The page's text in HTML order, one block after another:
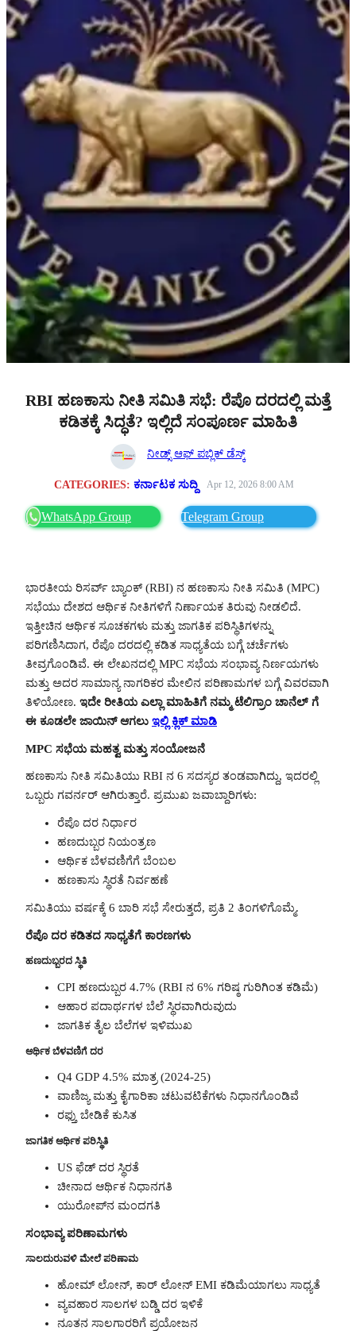
RBI ಹಣಕಾಸು ನೀತಿ ಸಮಿತಿ ಸಭೆ: ರೆಪೊ ದರದಲ್ಲಿ ಮತ್ತೆ
ಕಡಿತಕ್ಕೆ ಸಿದ್ಧತೆ? ಇಲ್ಲಿದೆ ಸಂಪೂರ್ಣ ಮಾಹಿತಿ
ನೀಡ್ಸ್ ಆಫ್ ಪಬ್ಲಿಕ್ ಡೆಸ್ಕ್
CATEGORIES: ಕರ್ನಾಟಕ ಸುದ್ದಿ Apr 12, 2026 8:00 AM
WhatsApp Group Telegram Group
ಭಾರತೀಯ ರಿಸರ್ವ್ ಬ್ಯಾಂಕ್ (RBI) ನ ಹಣಕಾಸು ನೀತಿ ಸಮಿತಿ (MPC)
ಸಭೆಯು ದೇಶದ ಆರ್ಥಿಕ ನೀತಿಗಳಿಗೆ ನಿರ್ಣಾಯಕ ತಿರುವು ನೀಡಲಿದೆ.
ಇತ್ತೀಚಿನ ಆರ್ಥಿಕ ಸೂಚಕಗಳು ಮತ್ತು ಜಾಗತಿಕ ಪರಿಸ್ಥಿತಿಗಳನ್ನು
ಪರಿಗಣಿಸಿದಾಗ, ರೆಪೊ ದರದಲ್ಲಿ ಕಡಿತ ಸಾಧ್ಯತೆಯ ಬಗ್ಗೆ ಚರ್ಚೆಗಳು
ತೀವ್ರಗೊಂಡಿವೆ. ಈ ಲೇಖನದಲ್ಲಿ MPC ಸಭೆಯ ಸಂಭಾವ್ಯ ನಿರ್ಣಯಗಳು
ಮತ್ತು ಅದರ ಸಾಮಾನ್ಯ ನಾಗರಿಕರ ಮೇಲಿನ ಪರಿಣಾಮಗಳ ಬಗ್ಗೆ ವಿವರವಾಗಿ
ತಿಳಿಯೋಣ. ಇದೇ ರೀತಿಯ ಎಲ್ಲಾ ಮಾಹಿತಿಗೆ ನಮ್ಮ ಟೆಲಿಗ್ರಾಂ ಚಾನೆಲ್ ಗೆ
ಈ ಕೂಡಲೇ ಜಾಯಿನ್ ಆಗಲು ಇಲ್ಲಿ ಕ್ಲಿಕ್ ಮಾಡಿ
MPC ಸಭೆಯ ಮಹತ್ವ ಮತ್ತು ಸಂಯೋಜನೆ
ಹಣಕಾಸು ನೀತಿ ಸಮಿತಿಯು RBI ನ 6 ಸದಸ್ಯರ ತಂಡವಾಗಿದ್ದು, ಇದರಲ್ಲಿ
ಒಬ್ಬರು ಗವರ್ನರ್ ಆಗಿರುತ್ತಾರೆ. ಪ್ರಮುಖ ಜವಾಬ್ದಾರಿಗಳು:
ರೆಪೊ ದರ ನಿರ್ಧಾರ
ಹಣದುಬ್ಬರ ನಿಯಂತ್ರಣ
ಆರ್ಥಿಕ ಬೆಳವಣಿಗೆಗೆ ಬೆಂಬಲ
ಹಣಕಾಸು ಸ್ಥಿರತೆ ನಿರ್ವಹಣೆ
ಸಮಿತಿಯು ವರ್ಷಕ್ಕೆ 6 ಬಾರಿ ಸಭೆ ಸೇರುತ್ತದೆ, ಪ್ರತಿ 2 ತಿಂಗಳಿಗೊಮ್ಮೆ.
ರೆಪೊ ದರ ಕಡಿತದ ಸಾಧ್ಯತೆಗೆ ಕಾರಣಗಳು
ಹಣದುಬ್ಬರದ ಸ್ಥಿತಿ
CPI ಹಣದುಬ್ಬರ 4.7% (RBI ನ 6% ಗರಿಷ್ಠ ಗುರಿಗಿಂತ ಕಡಿಮೆ)
ಆಹಾರ ಪದಾರ್ಥಗಳ ಬೆಲೆ ಸ್ಥಿರವಾಗಿರುವುದು
ಜಾಗತಿಕ ತೈಲ ಬೆಲೆಗಳ ಇಳಿಮುಖ
ಆರ್ಥಿಕ ಬೆಳವಣಿಗೆ ದರ
Q4 GDP 4.5% ಮಾತ್ರ (2024-25)
ವಾಣಿಜ್ಯ ಮತ್ತು ಕೈಗಾರಿಕಾ ಚಟುವಟಿಕೆಗಳು ನಿಧಾನಗೊಂಡಿವೆ
ರಫ್ತು ಬೇಡಿಕೆ ಕುಸಿತ
ಜಾಗತಿಕ ಆರ್ಥಿಕ ಪರಿಸ್ಥಿತಿ
US ಫೆಡ್ ದರ ಸ್ಥಿರತೆ
ಚೀನಾದ ಆರ್ಥಿಕ ನಿಧಾನಗತಿ
ಯುರೋಪ್‌ನ ಮಂದಗತಿ
ಸಂಭಾವ್ಯ ಪರಿಣಾಮಗಳು
ಸಾಲದುರುವಳಿ ಮೇಲೆ ಪರಿಣಾಮ
ಹೋಮ್ ಲೋನ್, ಕಾರ್ ಲೋನ್ EMI ಕಡಿಮೆಯಾಗಲು ಸಾಧ್ಯತೆ
ವ್ಯವಹಾರ ಸಾಲಗಳ ಬಡ್ಡಿ ದರ ಇಳಿಕೆ
ನೂತನ ಸಾಲಗಾರರಿಗೆ ಪ್ರಯೋಜನ